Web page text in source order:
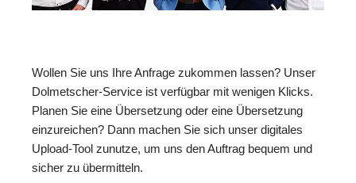
Wollen Sie uns Ihre Anfrage zukommen lassen? Unser
Dolmetscher-Service ist verfügbar mit wenigen Klicks.
Planen Sie eine Übersetzung oder eine Übersetzung
einzureichen? Dann machen Sie sich unser digitales
Upload-Tool zunutze, um uns den Auftrag bequem und
sicher zu übermitteln.